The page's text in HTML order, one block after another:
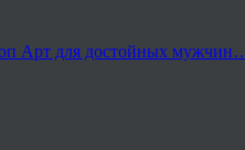
Арт для достойных